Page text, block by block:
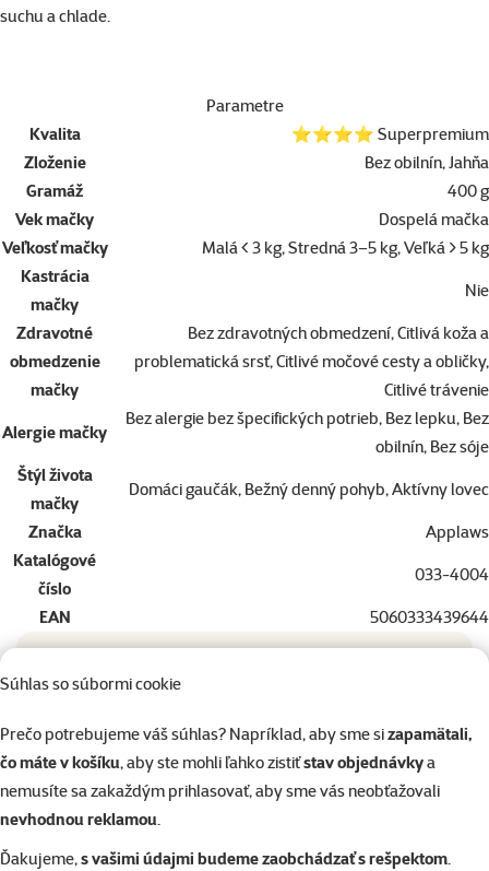
Súhlas so súbormi cookie
Prečo potrebujeme váš súhlas? Napríklad, aby sme sizapamätali,
čo máte v košíku, aby ste mohli ľahko zistiťstav objednávkya
nemusíte sa zakaždým prihlasovať, aby sme vás neobťažovali
nevhodnou reklamou.
Ďakujeme,s vašimi údajmi budeme zaobchádzať s rešpektom.
suchu a chlade.
Parametre
Kvalita
⭐⭐⭐⭐ Superpremium
Zloženie
Bez obilnín, Jahňa
Gramáž
400 g
Vek mačky
Dospelá mačka
Veľkosť mačky
Malá < 3 kg, Stredná 3–5 kg, Veľká > 5 kg
Kastrácia
mačky
Nie
Zdravotné
obmedzenie
mačky
Bez zdravotných obmedzení, Citlivá koža a
problematická srsť, Citlivé močové cesty a obličky,
Citlivé trávenie
Alergie mačky
Bez alergie bez špecifických potrieb, Bez lepku, Bez
obilnín, Bez sóje
Štýl života
mačky
Domáci gaučák, Bežný denný pohyb, Aktívny lovec
Značka
Applaws
Katalógové
číslo
033-4004
EAN 5060333439644